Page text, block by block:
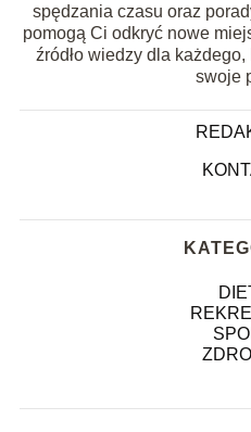
spędzania czasu oraz
pomogą Ci odkryć nowe
źródło wiedzy dla
swoje